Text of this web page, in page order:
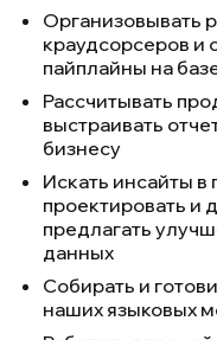
Организовывать
краудсорсеров и
пайплайны на
Рассчитывать
выстраивать
бизнесу
Искать инсайты в
проектировать и
предлагать
данных
Собирать и
наших языковых